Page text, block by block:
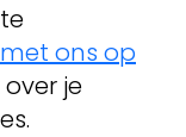
ons op
je